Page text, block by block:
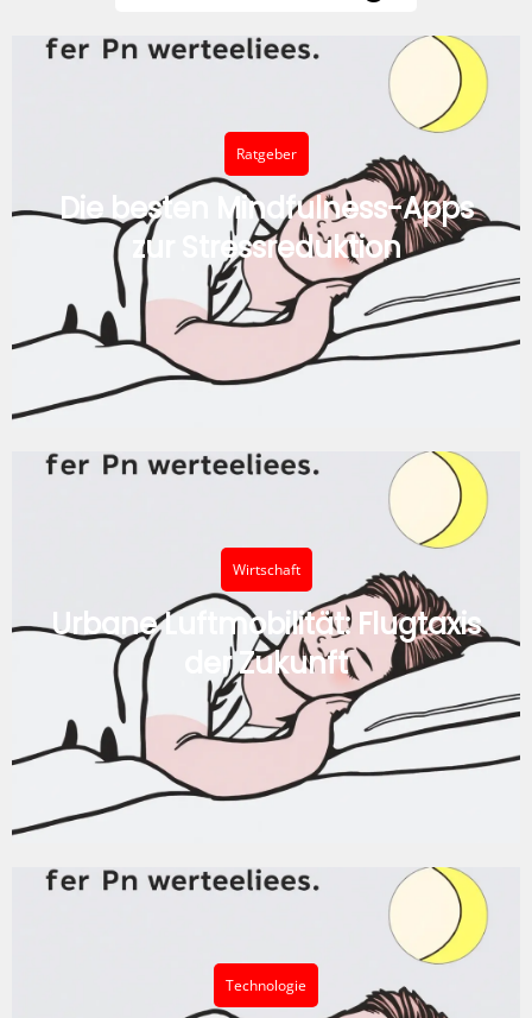
Ratgeber
Die besten Mindfulness-Apps
zur Stressreduktion
Wirtschaft
Urbane Luftmobilität: Flugtaxis
der Zukunft
Technologie